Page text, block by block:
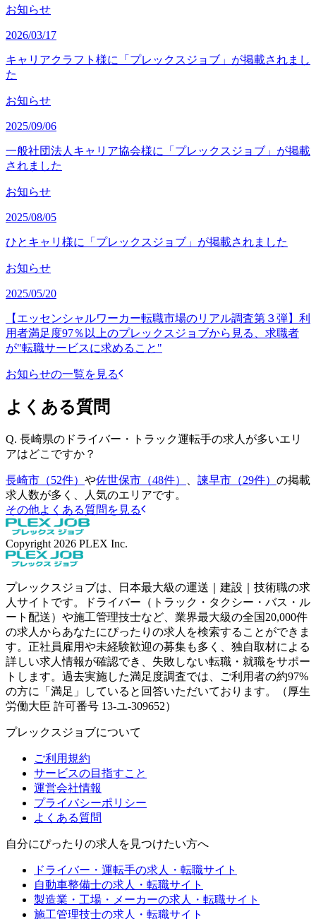
お知らせ
2026/03/17
キャリアクラフト様に「プレックスジョブ」が掲載されまし
た
お知らせ
2025/09/06
一般社団法人キャリア協会様に「プレックスジョブ」が掲載
されました
お知らせ
2025/08/05
ひとキャリ様に「プレックスジョブ」が掲載されました
お知らせ
2025/05/20
【エッセンシャルワーカー転職市場のリアル調査第３弾】利
用者満足度97％以上のプレックスジョブから見る、求職者
が"転職サービスに求めること"
お知らせの一覧を見る
よくある質問
Q. 長崎県のドライバー・トラック運転手の求人が多いエリ
アはどこですか？
長崎市（52件） や佐世保市（48件） 諫早市（29件） の掲載
求人数が多く、人気のエリアです。
その他よくある質問を見る
Copyright 2026 PLEX Inc.
プレックスジョブは、日本最大級の運送｜建設｜技術職の求
人サイトです。ドライバー（トラック・タクシー・バス・ル
ート配送）や施工管理技士など、業界最大級の全国20,000件
の求人からあなたにぴったりの求人を検索することができま
す。正社員雇用や未経験歓迎の募集も多く、独自取材による
詳しい求人情報が確認でき、失敗しない転職・就職をサポー
トします。過去実施した満足度調査では、ご利用者の約97%
の方に「満足」していると回答いただいております。（厚生
労働大臣 許可番号 13-ユ-309652）
プレックスジョブについて
ご利用規約
サービスの目指すこと
運営会社情報
プライバシーポリシー
よくある質問
自分にぴったりの求人を見つけたい方へ
ドライバー・運転手の求人・転職サイト
自動車整備士の求人・転職サイト
製造業・工場・メーカーの求人・転職サイト
施工管理技士の求人・転職サイト